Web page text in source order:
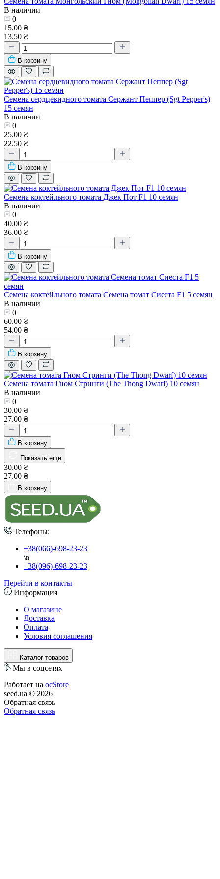
В наличии
0
15.00 ₴
13.50 ₴
В корзину
Семена сердцевидного томата Сержант Пеппер (Sgt Pepper's)
15 семян
В наличии
0
25.00 ₴
22.50 ₴
В корзину
Семена коктейльного томата Джек Пот F1 10 семян
В наличии
0
40.00 ₴
36.00 ₴
В корзину
Семена коктейльного томата Семена томат Сиеста F1 5 семян
В наличии
0
60.00 ₴
54.00 ₴
В корзину
Семена томата Гном Стринги (The Thong Dwarf) 10 семян
В наличии
0
30.00 ₴
27.00 ₴
В корзину
Показать еще
30.00 ₴
27.00 ₴
В корзину
Телефоны:
+38(066)-698-23-23
\n
+38(096)-698-23-23
Перейти в контакты
Информация
О магазине
Доставка
Оплата
Условия соглашения
Каталог товаров
Мы в соцсетях
Работает на ocStore
seed.ua © 2026
Обратная связь
Обратная связь